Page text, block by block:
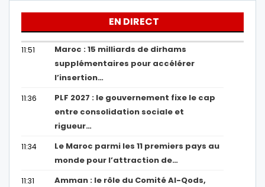
EN DIRECT
11:51
Maroc : 15 milliards de dirhams
supplémentaires pour accélérer
l’insertion…
11:36
PLF 2027 : le gouvernement fixe le cap
entre consolidation sociale et
rigueur…
11:34
Le Maroc parmi les 11 premiers pays au
monde pour l’attraction de…
11:31
Amman : le rôle du Comité Al-Qods,